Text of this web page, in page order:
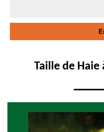
Taille de Haie